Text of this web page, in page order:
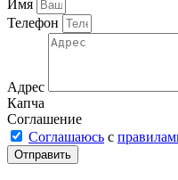
Имя
Телефон
Адрес
Капча
Соглашение
Соглашаюсь с
Отправить